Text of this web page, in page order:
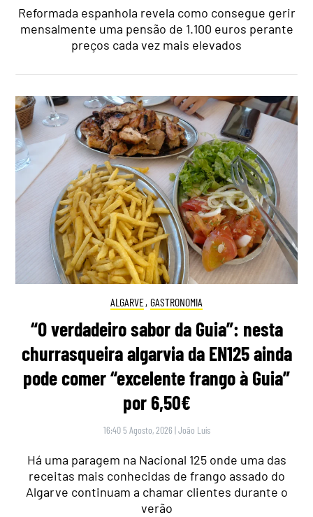
Reformada espanhola revela como consegue gerir
mensalmente uma pensão de 1.100 euros perante
preços cada vez mais elevados
ALGARVE, GASTRONOMIA
“O verdadeiro sabor da Guia”: nesta
churrasqueira algarvia da EN125 ainda
pode comer “excelente frango à Guia”
por 6,50€
16:40 5 Agosto, 2026 |João Luís
Há uma paragem na Nacional 125 onde uma das
receitas mais conhecidas de frango assado do
Algarve continuam a chamar clientes durante o
verão